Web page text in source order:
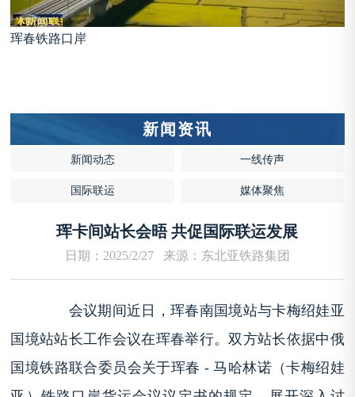
新闻资讯
新闻动态 一线传声
国际联运 媒体聚焦
珲卡间站长会晤 共促国际联运发展
日期：2025/2/27 来源：东北亚铁路集团
会议期间近日，珲春南国境站与卡梅绍娃亚
国境站站长工作会议在珲春举行。双方站长依据中俄
国境铁路联合委员会关于珲春 - 马哈林诺（卡梅绍娃
珲春铁路口岸